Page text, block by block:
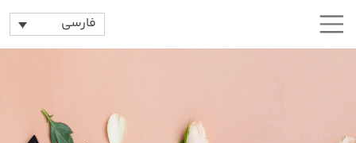
فارسی